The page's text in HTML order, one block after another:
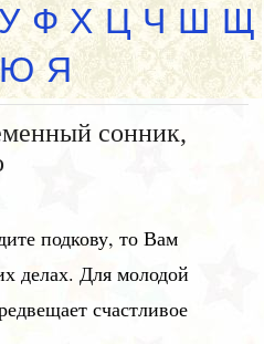
У Ф Х Ц Ч Ш Щ
Ю Я
сонник,
подкову, то Вам
делах. Для молодой
счастливое